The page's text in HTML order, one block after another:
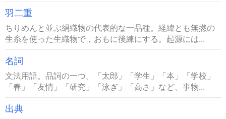
羽二重
ちりめんと並ぶ絹織物の代表的な一品種。経緯とも無撚の
生糸を使った生織物で，おもに後練にする。起源には...
名詞
文法用語。品詞の一つ。「太郎」「学生」「本」「学校」
「春」「友情」「研究」「泳ぎ」「高さ」など、事物...
出典